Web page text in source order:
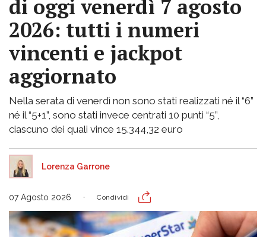
di oggi venerdì 7 agosto
2026: tutti i numeri
vincenti e jackpot
aggiornato
Nella serata di venerdì non sono stati realizzati né il “6”
né il “5+1”, sono stati invece centrati 10 punti “5”,
ciascuno dei quali vince 15.344,32 euro
Lorenza Garrone
07 Agosto 2026 Condividi